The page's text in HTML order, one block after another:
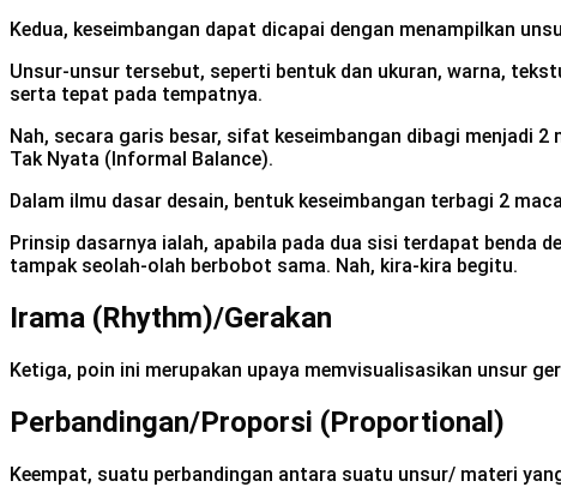
Kedua, keseimbangan dapat dicapai dengan menampilkan
Unsur-unsur tersebut, seperti bentuk dan ukuran, warna,
serta tepat pada tempatnya.
Nah, secara garis besar, sifat keseimbangan dibagi menjadi
Tak Nyata (Informal Balance).
Dalam ilmu dasar desain, bentuk keseimbangan terbagi 2
Prinsip dasarnya ialah, apabila pada dua sisi terdapat benda
tampak seolah-olah berbobot sama. Nah, kira-kira begitu.
Irama (Rhythm)/Gerakan
Ketiga, poin ini merupakan upaya memvisualisasikan unsur
Perbandingan/Proporsi (Proportional)
Keempat, suatu perbandingan antara suatu unsur/ materi